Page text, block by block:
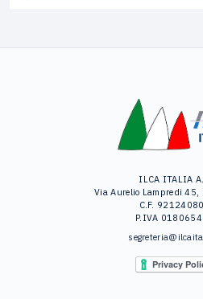
ILCA ITALIA
Via Aurelio Lampredi
C.F.
P.IVA